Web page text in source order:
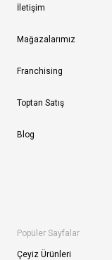
İletişim
Mağazalarımız
Franchising
Toptan Satış
Blog
Popüler Sayfalar
Çeyiz Ürünleri